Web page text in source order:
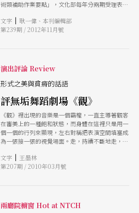
術類補助作業要點」，文化部每年分兩期受理表演
整合性表演藝術活動：計畫內包含五個以上團隊之
五項以上製作，或計畫內包含十五場以上演出。
所辦理之活動，收件期間自11月1日起至11月30日
止。凡經政府立案之財團法人文教基金會、文化社
團、演藝團隊及大專院校相關藝術系所等團體或組
（www.moc.gov.tw）下載區／申請表格查詢。歡
姐。（莊珮瑤） 國藝會「年度觀察座談暨補助基
準說明會」報名啟動 國藝會「2012藝文風向球年
度補助觀察座談會」將於11月6、7日、11月15日於
台北「國際藝術村幽竹廳」、高雄「大東文化藝術
中心演講廳」兩地，一連舉行三場座談活動，提供
各領域精闢且完整的生態觀察，同時說明本會2013
年補助基準最新內容。 今年度活動除邀請各領域
談」時間。邀請各方優秀資深藝文工作者或新興創
文字 | 耿一偉、本刊編輯部
第239期 / 2012年11月號
演出評論 Review
形式之美與貧瘠的話語
評無垢舞蹈劇場《觀》
《觀》裡出現的音樂是一個霸權，一直主導著觀客
在審美上的一種飽和狀態，而身體在這裡只是用一
個一個的行列來顯現，左右對稱把表演空間填塞成
為一張接一張的視覺場面。走，持續不斷地走，音
路在這裡愈來愈呆滯化。
文字 | 王墨林
第207期 / 2010年03月號
兩廳院櫥窗 Hot at NTCH